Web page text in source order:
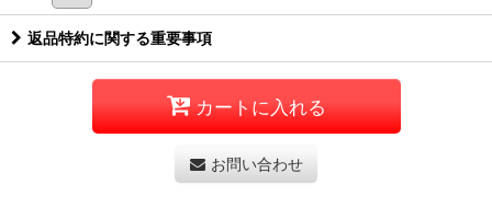
返品特約に関する重要事項
カートに入れる
お問い合わせ